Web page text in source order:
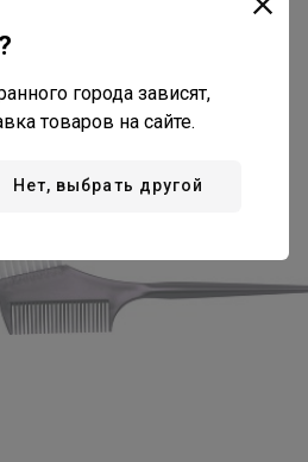
города зависят,
товаров на сайте.
Нет, выбрать другой